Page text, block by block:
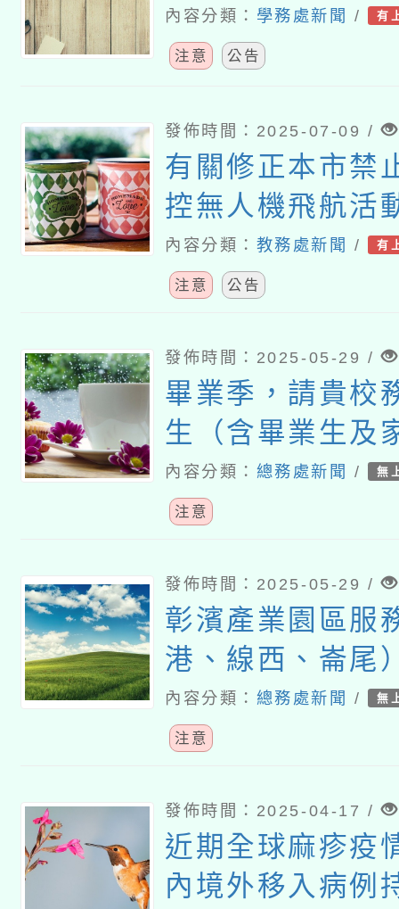
內容分類： 學務處新聞 / 有
注意 公告
發佈時間：2025-07-09 /
有關修正本市禁
控無人機飛航活
時間及其他管理
內容分類： 教務處新聞 / 有
注意 公告
發佈時間：2025-05-29 /
畢業季，請貴校
生（含畢業生及
安全與救溺之宣
內容分類： 總務處新聞 / 無
注意
發佈時間：2025-05-29 /
彰濱產業園區服
港、線西、崙尾
水深危險，不宜
動
內容分類： 總務處新聞 / 無
注意
發佈時間：2025-04-17 /
近期全球麻疹疫
內境外移入病例